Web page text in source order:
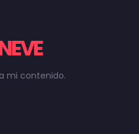
mi contenido.